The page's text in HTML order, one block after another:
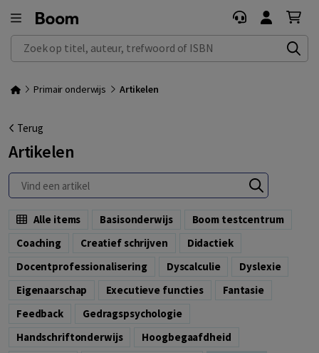
Zoek op titel, auteur, trefwoord of ISBN
Primair onderwijs Artikelen
Terug
Artikelen
Alle items Basisonderwijs
boom testcentrum
Coaching
Creatief schrijven
Didactiek
Docentprofessionalisering
Dyscalculie
Dyslexie
eigenaarschap
Executieve functies
Fantasie
Feedback
Gedragspsychologie
Handschriftonderwijs
Hoogbegaafdheid